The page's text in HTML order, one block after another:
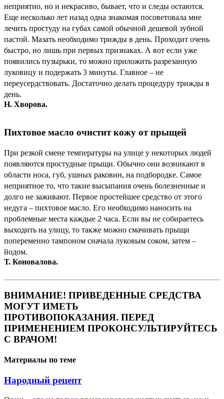
неприятно, но и некрасиво, бывает, что и следы остаются.
Еще несколько лет назад одна знакомая посоветовала мне
лечить простуду на губах самой обычной дешевой зубной
пастой. Мазать необходимо трижды в день. Проходит очень
быстро, но лишь при первых признаках. А вот если уже
появились пузырьки, то можно приложить разрезанную
луковицу и подержать 3 минуты. Главное – не
переусердствовать. Достаточно делать процедуру трижды в
день.
Н. Хворова.
Пихтовое масло очистит кожу от прыщей
При резкой смене температуры на улице у некоторых людей
появляются простудные прыщи. Обычно они возникают в
области носа, губ, ушных раковин, на подбородке. Самое
неприятное то, что такие высыпания очень болезненные и
долго не заживают. Первое простейшее средство от этого
недуга – пихтовое масло. Его необходимо наносить на
проблемные места каждые 2 часа. Если вы не собираетесь
выходить на улицу, то также можно смачивать прыщи
попеременно тампоном сначала луковым соком, затем –
йодом.
Т. Коновалова.
ВНИМАНИЕ! ПРИВЕДЕННЫЕ СРЕДСТВА
МОГУТ ИМЕТЬ
ПРОТИВОПОКАЗАНИЯ. ПЕРЕД
ПРИМЕНЕНИЕМ ПРОКОНСУЛЬТИРУЙТЕСЬ
С ВРАЧОМ!
Материалы по теме
Народный рецепт